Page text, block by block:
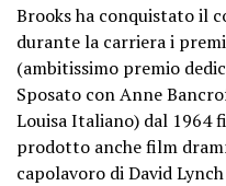
Brooks ha conquistato il
durante la carriera i
(ambitissimo premio
Sposato con Anne
Louisa Italiano) dal 1964
prodotto anche film
capolavoro di David Lynch